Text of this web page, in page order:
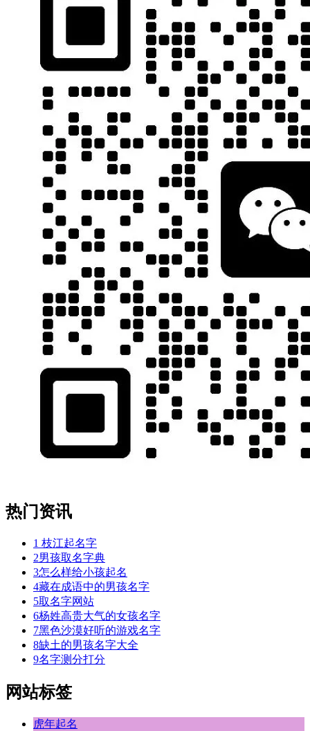
热门资讯
1 枝江起名字
2男孩取名字典
3怎么样给小孩起名
4藏在成语中的男孩名字
5取名字网站
6杨姓高贵大气的女孩名字
7黑色沙漠好听的游戏名字
8缺土的男孩名字大全
9名字测分打分
网站标签
虎年起名